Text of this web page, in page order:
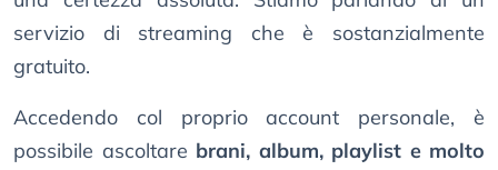
servizio di streaming che è sostanzialmente
gratuito.
Accedendo col proprio account personale, è
possibile ascoltare brani, album, playlist e molto